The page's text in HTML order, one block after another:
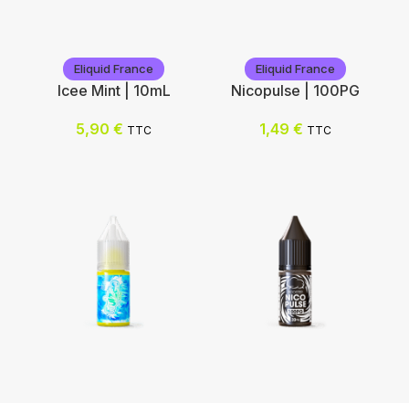
Eliquid France
Icee Mint | 10mL
5,90 € TTC
Eliquid France
Nicopulse | 100PG
1,49 € TTC